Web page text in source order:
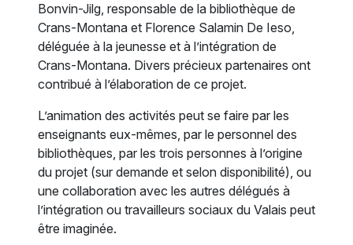
Bonvin-Jilg, responsable de la bibliothèque de
Crans-Montana et Florence Salamin De Ieso,
déléguée à la jeunesse et à l’intégration de
Crans-Montana. Divers précieux partenaires ont
contribué à l’élaboration de ce projet.
L’animation des activités peut se faire par les
enseignants eux-mêmes, par le personnel des
bibliothèques, par les trois personnes à l’origine
du projet (sur demande et selon disponibilité), ou
une collaboration avec les autres délégués à
l’intégration ou travailleurs sociaux du Valais peut
être imaginée.